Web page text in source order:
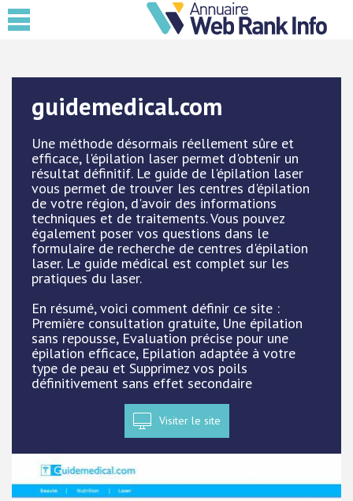
guidemedical.com
Une méthode désormais réellement sûre et
efficace, l'épilation laser permet d'obtenir un
résultat définitif. Le guide de l'épilation laser
vous permet de trouver les centres d'épilation
de votre région, d'avoir des informations
techniques et de traitements. Vous pouvez
également poser vos questions dans le
formulaire de recherche de centres d'épilation
laser. Le guide médical est complet sur les
pratiques du laser.
En résumé, voici comment définir ce site :
Première consultation gratuite, Une épilation
sans repousse, Evaluation précise pour une
épilation efficace, Epilation adaptée à votre
type de peau et Supprimez vos poils
définitivement sans effet secondaire
Visiter le site